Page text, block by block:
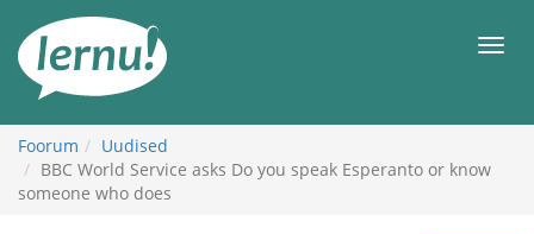
juurde
Foorum
Uudised
BBC World Service asks Do you speak Esperanto or know
someone who does